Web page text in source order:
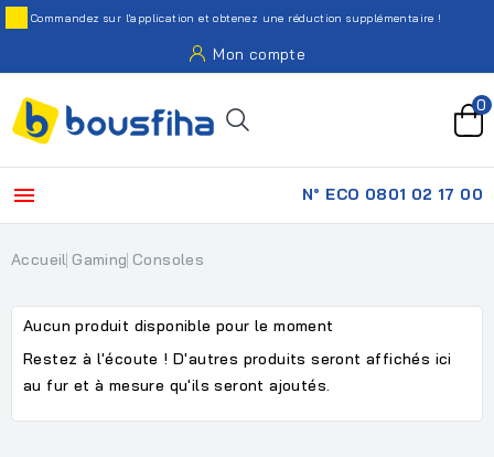
Commandez sur l'application et obtenez une réduction supplémentaire !
Mon compte
0
 N° ECO 0801 02 17 00
Accueil Gaming Consoles
Aucun produit disponible pour le moment
Restez à l'écoute ! D'autres produits seront affichés ici
au fur et à mesure qu'ils seront ajoutés.